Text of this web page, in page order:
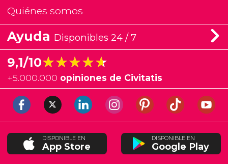
Quiénes somos
Ayuda Disponibles 24 / 7
9,1/10★★★★★
★★★★★
+5.000.000 opiniones de Civitatis
DISPONIBLE EN
App Store
DISPONIBLE EN
Google Play